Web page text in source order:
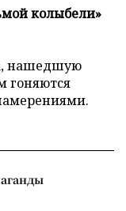
колыбели»
нашедшую
гоняются